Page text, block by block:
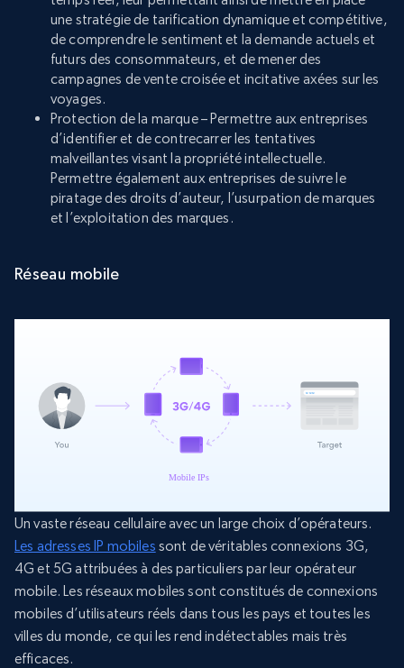
une stratégie de tarification dynamique et compétitive,
de comprendre le sentiment et la demande actuels et
futurs des consommateurs, et de mener des
campagnes de vente croisée et incitative axées sur les
voyages.
Protection de la marque – Permettre aux entreprises
d’identifier et de contrecarrer les tentatives
malveillantes visant la propriété intellectuelle.
Permettre également aux entreprises de suivre le
piratage des droits d’auteur, l’usurpation de marques
et l’exploitation des marques.
Réseau mobile
Un vaste réseau cellulaire avec un large choix d’opérateurs.
Les adresses IP mobiles sont de véritables connexions 3G,
4G et 5G attribuées à des particuliers par leur opérateur
mobile. Les réseaux mobiles sont constitués de connexions
mobiles d’utilisateurs réels dans tous les pays et toutes les
villes du monde, ce qui les rend indétectables mais très
efficaces.